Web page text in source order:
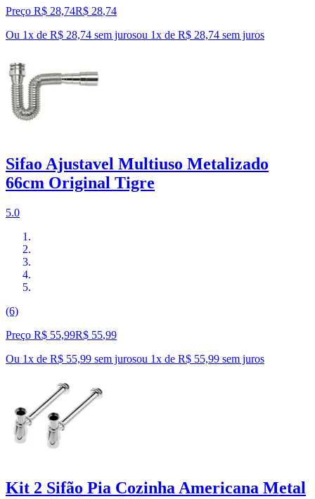
Preço R$ 28,74R$ 28,74
Ou 1x de R$ 28,74 sem jurosou 1x de R$ 28,74 sem juros
Sifao Ajustavel Multiuso Metalizado
66cm Original Tigre
5.0
(6)
Preço R$ 55,99R$ 55,99
Ou 1x de R$ 55,99 sem jurosou 1x de R$ 55,99 sem juros
Kit 2 Sifão Pia Cozinha Americana Metal